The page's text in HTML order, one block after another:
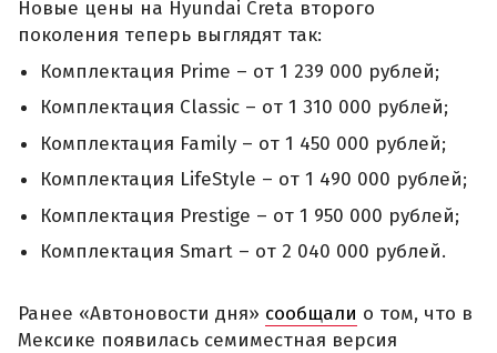
Новые цены на Hyundai Creta второго
поколения теперь выглядят так:
Комплектация Prime – от 1 239 000 рублей;
Комплектация Classic – от 1 310 000 рублей;
Комплектация Family – от 1 450 000 рублей;
Комплектация LifeStyle – от 1 490 000 рублей;
Комплектация Prestige – от 1 950 000 рублей;
Комплектация Smart – от 2 040 000 рублей.
Ранее «Автоновости дня» сообщали о том, что в
Мексике появилась семиместная версия